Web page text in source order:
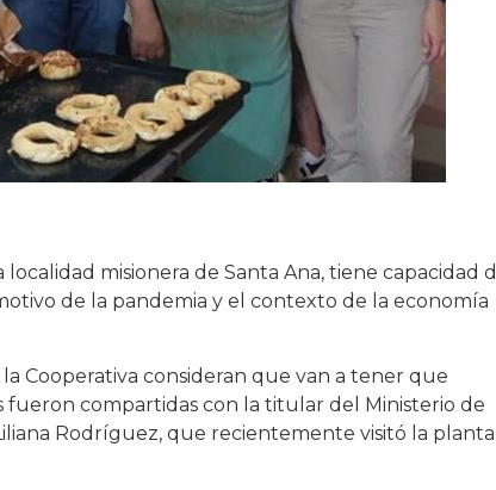
localidad misionera de Santa Ana, tiene capacidad
de la pandemia y el contexto de la economía
Cooperativa consideran que van a tener que
compartidas con la titular del Ministerio de
Rodríguez, que recientemente visitó la planta